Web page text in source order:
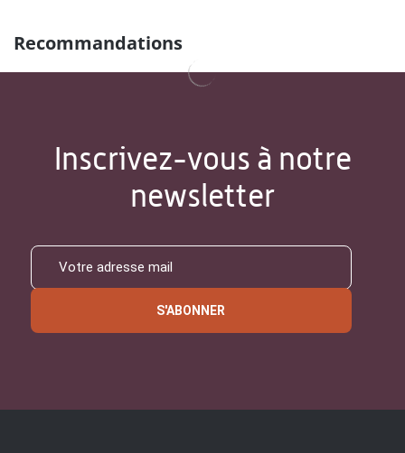
Recommandations
Inscrivez-vous à notre
newsletter
S'ABONNER